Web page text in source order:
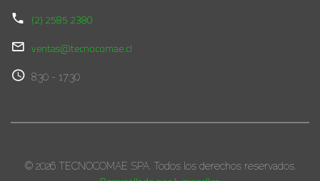
(2) 2585 2380
ventas@tecnocomae.cl
8:30 - 17:30
© 2026 TECNOCOMAE SPA. Todos los derechos reservados.